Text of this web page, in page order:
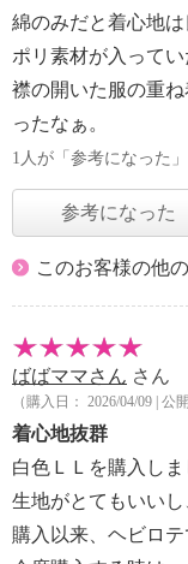
綿のみだと着心地
ポリ素材が入って
襟の開いた服の重
ったなぁ。
1人が「参考になった
参考になった
このお客様の他
ばばママさん さん
（購入日： 2026/04/09 | 公
着心地抜群
白色ＬＬを購入しま
生地がとてもいいし
購入以来、ヘビロテ